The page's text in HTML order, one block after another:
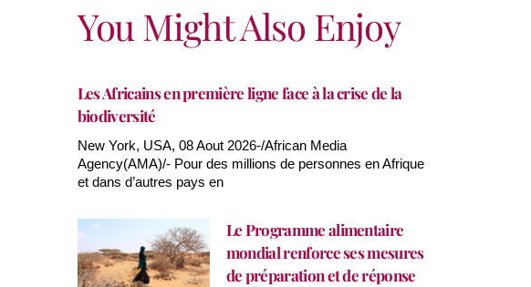
You Might Also Enjoy
Les Africains en première ligne face à la crise de la
biodiversité
New York, USA, 08 Aout 2026-/African Media
Agency(AMA)/- Pour des millions de personnes en Afrique
et dans d’autres pays en
Le Programme alimentaire
mondial renforce ses mesures
de préparation et de réponse